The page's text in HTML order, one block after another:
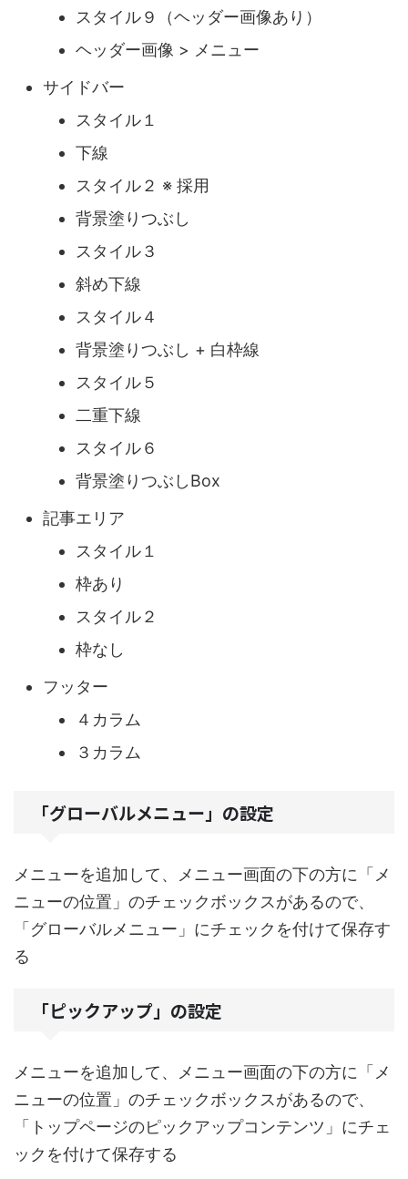
スタイル９（ヘッダー画像あり）
ヘッダー画像 > メニュー
サイドバー
スタイル１
下線
スタイル２ ※ 採用
背景塗りつぶし
スタイル３
斜め下線
スタイル４
背景塗りつぶし + 白枠線
スタイル５
二重下線
スタイル６
背景塗りつぶしBox
記事エリア
スタイル１
枠あり
スタイル２
枠なし
フッター
４カラム
３カラム
「グローバルメニュー」の設定
メニューを追加して、メニュー画面の下の方に「メ
ニューの位置」のチェックボックスがあるので、
「グローバルメニュー」にチェックを付けて保存す
る
「ピックアップ」の設定
メニューを追加して、メニュー画面の下の方に「メ
ニューの位置」のチェックボックスがあるので、
「トップページのピックアップコンテンツ」にチェ
ックを付けて保存する